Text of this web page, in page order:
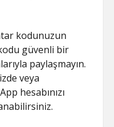
kodunuzun
güvenli bir
paylaşmayın.
veya
hesabınızı